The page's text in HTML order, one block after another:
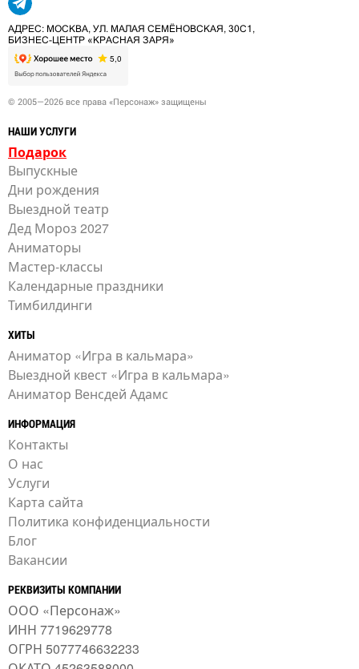
АДРЕС: МОСКВА, УЛ. МАЛАЯ СЕМЁНОВСКАЯ, 30С1,
БИЗНЕС-ЦЕНТР «КРАСНАЯ ЗАРЯ»
© 2005—2026 все права «Персонаж» защищены
НАШИ УСЛУГИ
Подарок
Выпускные
Дни рождения
Выездной театр
Дед Мороз 2027
Аниматоры
Мастер-классы
Календарные праздники
Тимбилдинги
ХИТЫ
Аниматор «Игра в кальмара»
Выездной квест «Игра в кальмара»
Аниматор Венсдей Адамс
ИНФОРМАЦИЯ
Контакты
О нас
Услуги
Карта сайта
Политика конфиденциальности
Блог
Вакансии
РЕКВИЗИТЫ КОМПАНИИ
ООО «Персонаж»
ИНН 7719629778
ОГРН 5077746632233